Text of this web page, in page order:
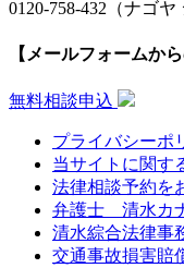
0120-758-432 （ナゴヤ
【メールフォームか
無料相談申込
プライバシーポ
当サイトに関す
法律相談予約を
弁護士 清水カ
清水綜合法律事
交通事故損害賠